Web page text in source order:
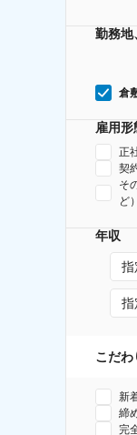
勤務地
倉
雇用形
正
契
そ
ど）
年収
指
指
こだわ
新
締
完